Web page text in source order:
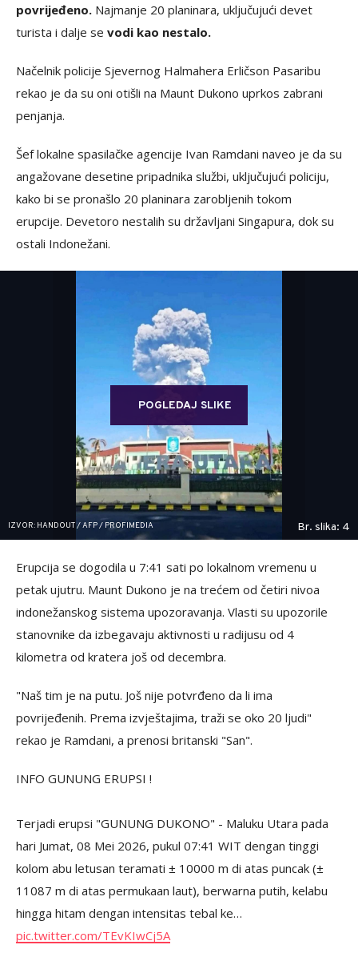
povrijeđeno. Najmanje 20 planinara, uključujući devet
turista i dalje se vodi kao nestalo.
Načelnik policije Sjevernog Halmahera Erličson Pasaribu
rekao je da su oni otišli na Maunt Dukono uprkos zabrani
penjanja.
Šef lokalne spasilačke agencije Ivan Ramdani naveo je da su
angažovane desetine pripadnika službi, uključujući policiju,
kako bi se pronašlo 20 planinara zarobljenih tokom
erupcije. Devetoro nestalih su državljani Singapura, dok su
ostali Indonežani.
POGLEDAJ SLIKE
IZVOR: HANDOUT / AFP / PROFIMEDIA Br. slika: 4
Erupcija se dogodila u 7:41 sati po lokalnom vremenu u
petak ujutru. Maunt Dukono je na trećem od četiri nivoa
indonežanskog sistema upozoravanja. Vlasti su upozorile
stanovnike da izbegavaju aktivnosti u radijusu od 4
kilometra od kratera još od decembra.
"Naš tim je na putu. Još nije potvrđeno da li ima
povrijeđenih. Prema izvještajima, traži se oko 20 ljudi"
rekao je Ramdani, a prenosi britanski "San".
INFO GUNUNG ERUPSI !
Terjadi erupsi "GUNUNG DUKONO" - Maluku Utara pada
hari Jumat, 08 Mei 2026, pukul 07:41 WIT dengan tinggi
kolom abu letusan teramati ± 10000 m di atas puncak (±
11087 m di atas permukaan laut), berwarna putih, kelabu
hingga hitam dengan intensitas tebal ke…
pic.twitter.com/TEvKIwCj5A